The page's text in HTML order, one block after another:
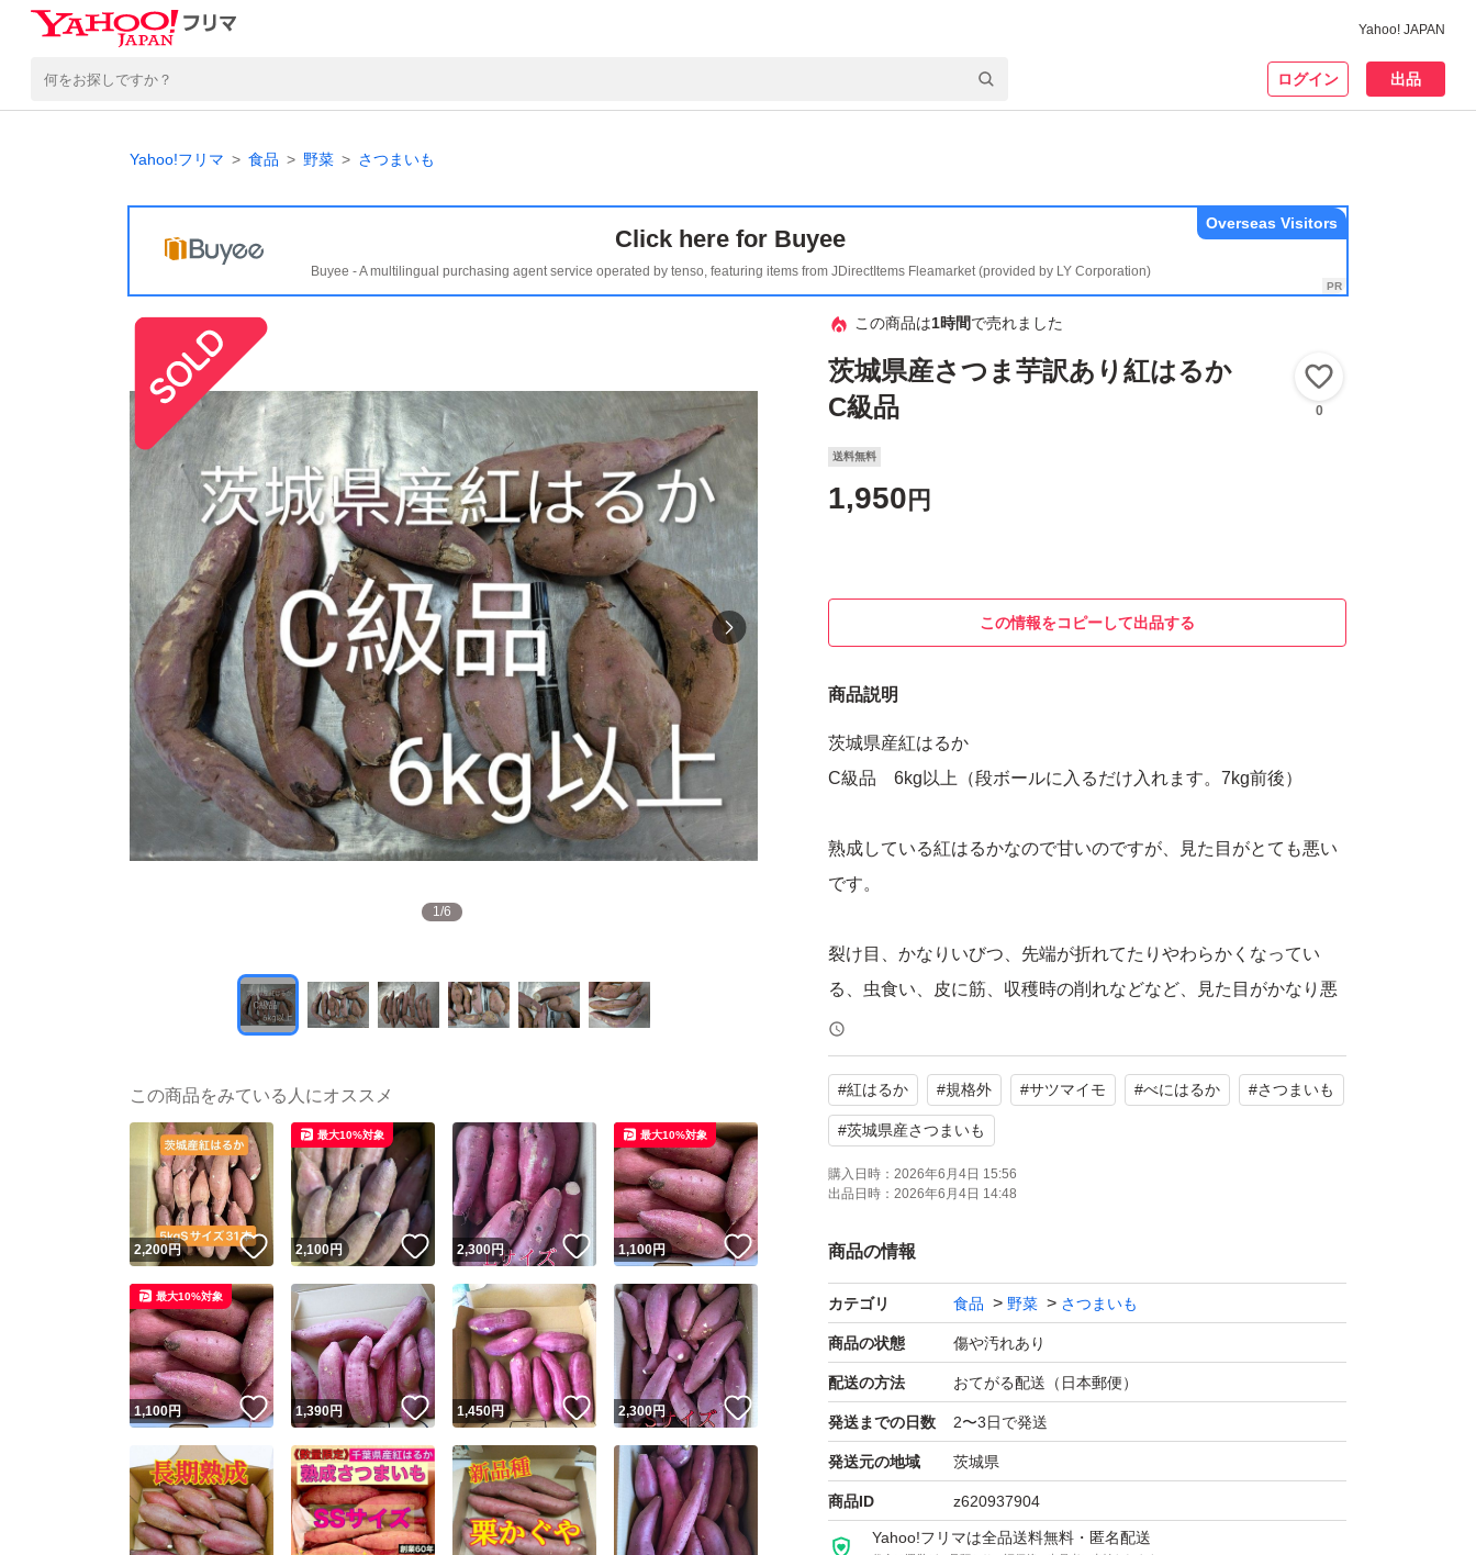
Yahoo! JAPAN
ログイン 出品
Yahoo!フリマ 食品 野菜 さつまいも
Click here for Buyee
Buyee - A multilingual purchasing agent service operated by tenso, featuring items from JDirectItems Fleamarket (provided by LY Corporation)
Overseas Visitors
1/6
この商品は1時間で売れました
茨城県産さつま芋訳あり紅はるか
C級品
0
送料無料
1,950 円
この情報をコピーして出品する
商品説明
茨城県産紅はるか
C級品 6kg以上（段ボールに入るだけ入れます。7kg前後）
熟成している紅はるかなので甘いのですが、見た目がとても悪い
です。
裂け目、かなりいびつ、先端が折れてたりやわらかくなってい
る、虫食い、皮に筋、収穫時の削れなどなど、見た目がかなり悪
いです。
切除する部分も多くありますが皮をむけば問題なく召し上がれま
す。やわらかくなってしまってるものは特にお早めにお召し上が
り下さい。
切除することも考慮して、箱いっぱい入るだけ入れておきます。
C級品ですので、発送翌日に受け取れるようお願い致します。
郵便局からですので、平日発送で時間指定もできません。
お値下げもしません。
発送は早ければと当日又は翌日になります。
#紅はるか #規格外 #サツマイモ #べにはるか #さつまいも
#茨城県産さつまいも
購入日時： 2026年6月4日 15:56
出品日時： 2026年6月4日 14:48
商品の情報
カテゴリ 食品 野菜 さつまいも
商品の状態 傷や汚れあり
配送の方法 おてがる配送（日本郵便）
発送までの日数 2〜3日で発送
発送元の地域 茨城県
商品ID z620937904
Yahoo!フリマは全品送料無料・匿名配送
この商品をみている人にオススメ
2,200円 いいね！
2,100円 いいね！
最大10%対象
2,300円 いいね！
1,100円 いいね！
最大10%対象
1,100円 いいね！
最大10%対象
1,390円 いいね！
1,450円 いいね！
2,300円